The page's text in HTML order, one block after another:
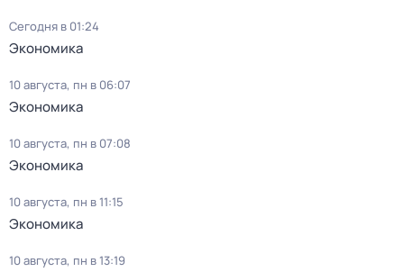
Сегодня в 01:24
Экономика
10 августа, пн в 06:07
Экономика
10 августа, пн в 07:08
Экономика
10 августа, пн в 11:15
Экономика
10 августа, пн в 13:19